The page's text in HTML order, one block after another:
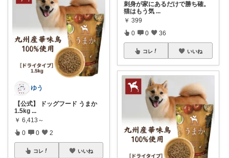
ゆう
【公式】 ドッグフード うまか
1.5kg ...
￥ 6,413～
0 0 2
コレ いいね
刺身が家にあるだけで勝ち確。
猫はもう気 ...
￥ 399
0 0 36
コレ いいね